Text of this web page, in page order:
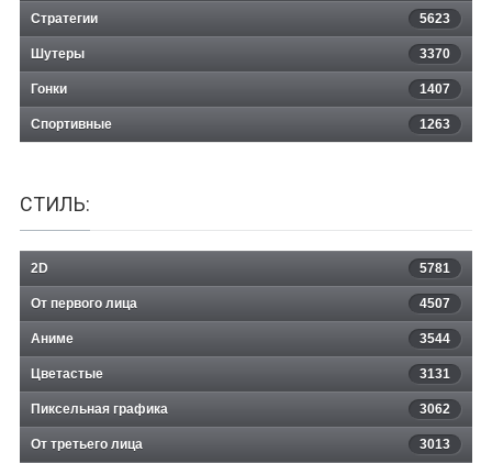
Стратегии 5623
Шутеры 3370
Гонки 1407
Спортивные 1263
СТИЛЬ:
2D 5781
От первого лица 4507
Аниме 3544
Цветастые 3131
Пиксельная графика 3062
От третьего лица 3013